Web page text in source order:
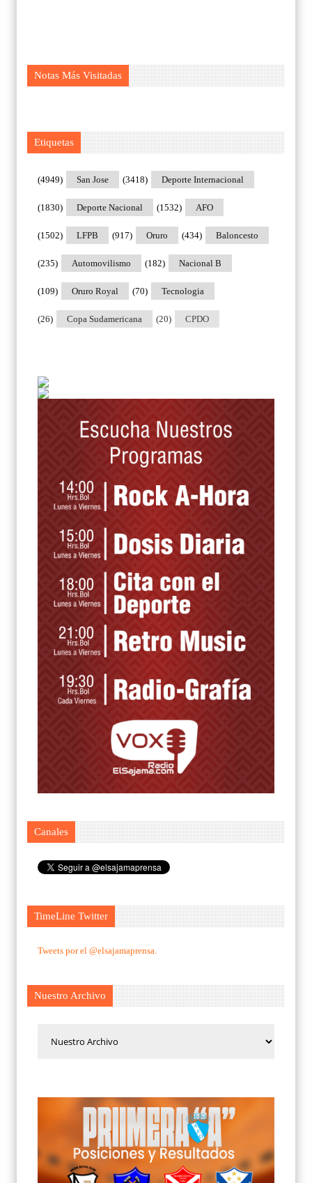
Notas Más Visitadas
Etiquetas
San Jose
(4949) Deporte Internacional
(3418)
Deporte Nacional
(1830) AFO
(1532)
LFPB
(1502) Oruro
(917) Baloncesto
(434)
Automovilismo
(235) Nacional B
(182)
Oruro Royal
(109) Tecnologia
(70)
Copa Sudamericana
(26) CPDO
(20)
Canales
TimeLine Twitter
Tweets por el @elsajamaprensa.
Nuestro Archivo